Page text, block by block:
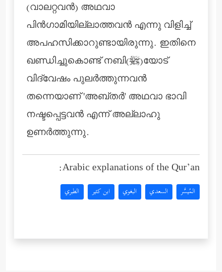
(വാലറ്റവന്‍) അഥവാ
പിന്‍ഗാമിയില്ലാത്തവന്‍ എന്നു വിളിച്ച്
അപഹസിക്കാറുണ്ടായിരുന്നു. ഇതിനെ
ഖണ്ഡിച്ചുകൊണ്ട് നബി(ﷺ)യോട്
വിദ്വേഷം പുലര്‍ത്തുന്നവന്‍
തന്നെയാണ് 'അബ്തര്‍' അഥവാ ഭാവി
നഷ്ടപ്പെട്ടവന്‍ എന്ന് അല്ലാഹു
ഉണര്‍ത്തുന്നു.
Arabic explanations of the Qur’an:
المُيسَّر السعدي البغوي ابن كثير الطبري